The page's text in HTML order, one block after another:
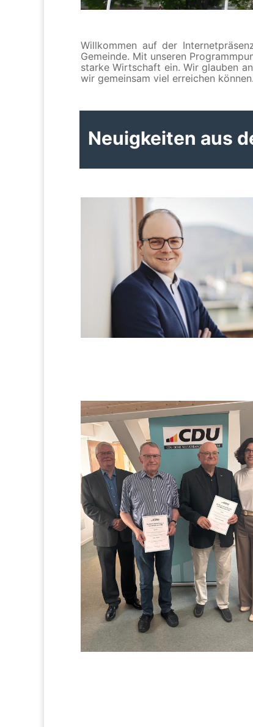
Willkommen auf der
Gemeinde. Mit unseren
starke Wirtschaft ein. Wir glauben
wir gemeinsam viel erreichen
Neuigkeiten aus